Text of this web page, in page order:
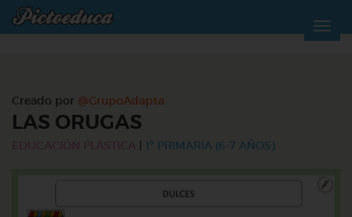
Creado por @GrupoAdapta
LAS ORUGAS
EDUCACIÓN PLÁSTICA 1º PRIMARIA (6-7 AÑOS)